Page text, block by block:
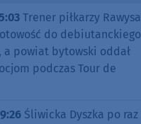
Trener piłkarzy Rawysa
do debiutanckiego
a powiat bytowski oddał
podczas Tour de
Śliwicka Dyszka po raz